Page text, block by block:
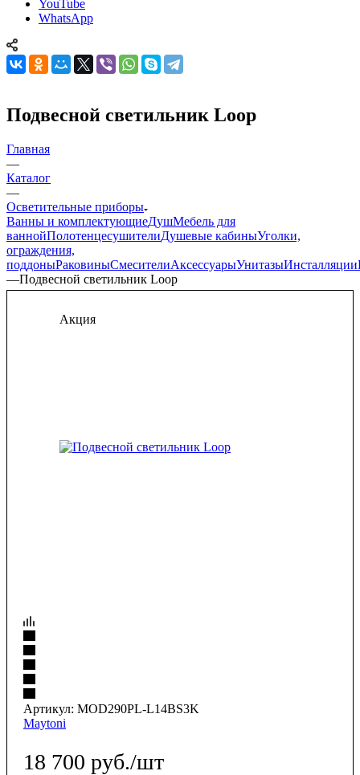
YouTube
WhatsApp
Подвесной светильник Loop
Главная
—
Каталог
—
Осветительные приборы
Ванны и комплектующиеДушМебель для
ваннойПолотенцесушителиДушевые кабиныУголки,
ограждения,
поддоныРаковиныСмесителиАксессуарыУнитазыИнсталляции
—Подвесной светильник Loop
Акция
Артикул: MOD290PL-L14BS3K
Maytoni
18 700 руб./шт